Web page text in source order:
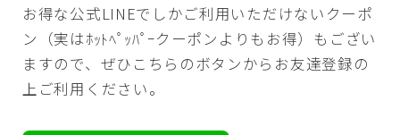
お得な公式LINEでしかご利用いただけないクーポ
ン（実はﾎｯﾄﾍﾟｯﾊﾟｰクーポンよりもお得）もござい
ますので、ぜひこちらのボタンからお友達登録の
上ご利用ください。